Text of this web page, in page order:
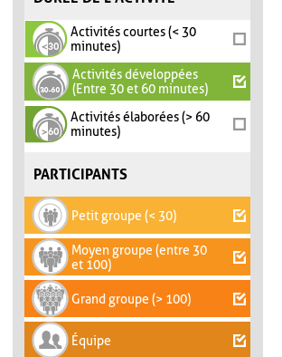
Activités courtes (< 30
minutes)
Activités développées
(Entre 30 et 60 minutes)
Activités élaborées (> 60
minutes)
PARTICIPANTS
Petit groupe (< 30)
Moyen groupe (entre 30
et 100)
Grand groupe (> 100)
Équipe